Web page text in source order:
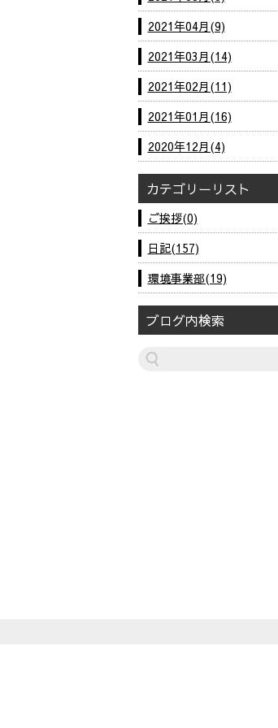
2021年04月(9)
2021年03月(14)
2021年02月(11)
2021年01月(16)
2020年12月(4)
カテゴリーリスト
ご挨拶(0)
日記(157)
環境事業部(19)
ブログ内検索